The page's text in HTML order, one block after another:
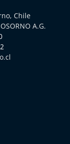
Chile
A.G.